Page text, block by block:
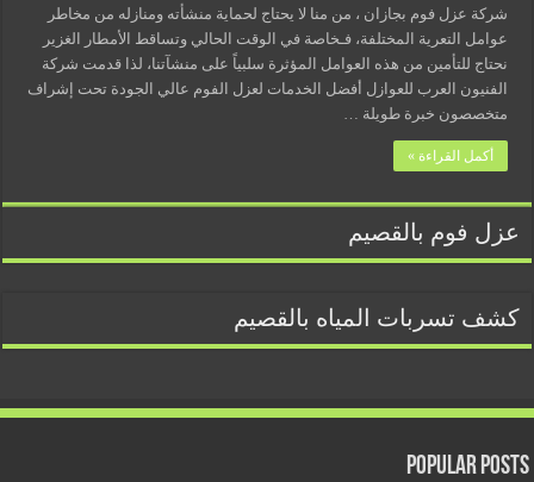
شركة عزل فوم بجازان ، من منا لا يحتاج لحماية منشأته ومنازله من مخاطر
عوامل التعرية المختلفة، فـخاصة في الوقت الحالي وتساقط الأمطار الغزير
نحتاج للتأمين من هذه العوامل المؤثرة سلبياً على منشآتنا، لذا قدمت شركة
الفنيون العرب للعوازل أفضل الخدمات لعزل الفوم عالي الجودة تحت إشراف
متخصصون خبرة طويلة …
أكمل القراءة »
عزل فوم بالقصيم
كشف تسربات المياه بالقصيم
Popular Posts